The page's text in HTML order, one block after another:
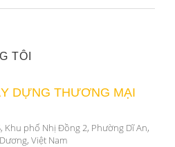
TÔI
DỰNG THƯƠNG MẠI
Khu phố Nhị Đồng 2, Phường Dĩ An,
Việt Nam